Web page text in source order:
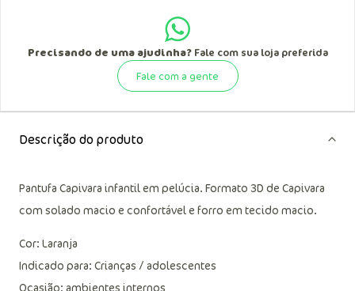
Precisando de uma ajudinha?Fale com sua loja preferida
Fale com a gente
Descrição do produto
Pantufa Capivara infantil em pelúcia. Formato 3D de Capivara
com solado macio e confortável e forro em tecido macio.
Cor: Laranja
Indicado para: Crianças / adolescentes
Ocasião: ambientes internos